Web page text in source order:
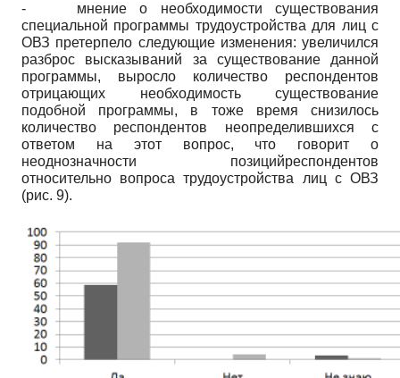
- мнение о необходимости существования
специальной программы трудоустройства для лиц с
ОВЗ претерпело следующие изменения: увеличился
разброс высказываний за существование данной
программы, выросло количество респондентов
отрицающих необходимость существование
подобной программы, в тоже время снизилось
количество респондентов неопределившихся с
ответом на этот вопрос, что говорит о
неоднозначности позицийреспондентов
относительно вопроса трудоустройства лиц с ОВЗ
(рис. 9).